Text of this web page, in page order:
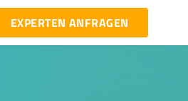
EXPERTEN ANFRAGEN